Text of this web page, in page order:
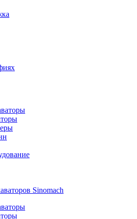
Sinomach